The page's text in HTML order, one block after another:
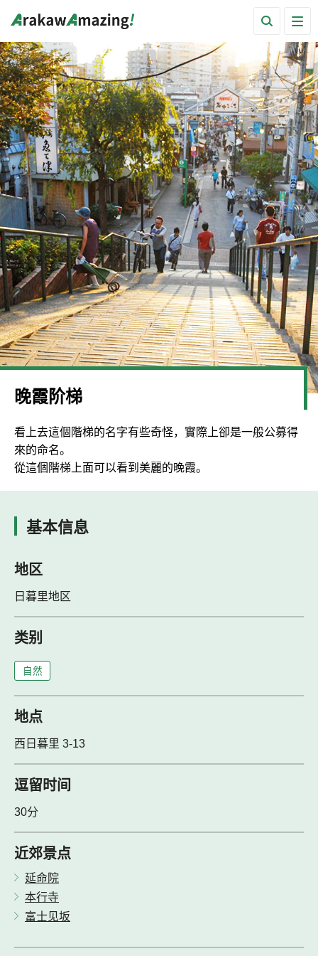
晚霞阶梯
看上去這個階梯的名字有些奇怪，實際上卻是一般公募得
來的命名。
從這個階梯上面可以看到美麗的晚霞。
基本信息
地区
日暮里地区
类别
自然
地点
西日暮里 3-13
逗留时间
30分
近郊景点
延命院
本行寺
富士见坂